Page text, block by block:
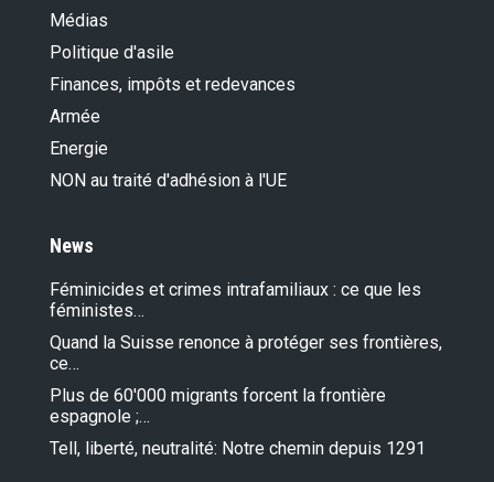
Médias
Politique d'asile
Finances, impôts et redevances
Armée
Energie
NON au traité d'adhésion à l'UE
News
Féminicides et crimes intrafamiliaux : ce que les
féministes…
Quand la Suisse renonce à protéger ses frontières,
ce…
Plus de 60'000 migrants forcent la frontière
espagnole ;…
Tell, liberté, neutralité: Notre chemin depuis 1291